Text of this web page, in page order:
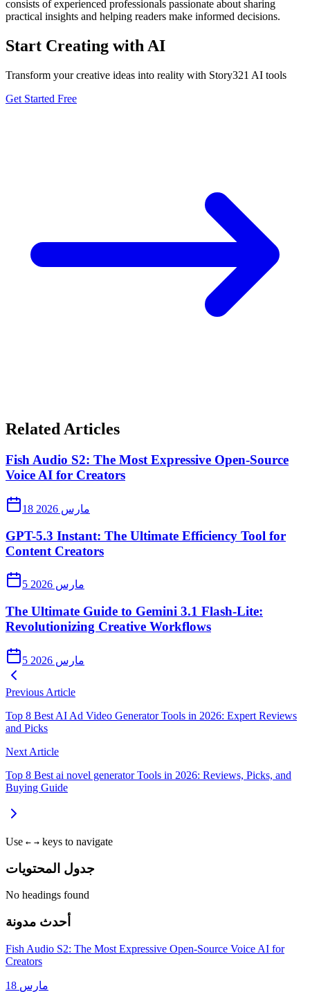
consists of experienced professionals passionate about sharing
practical insights and helping readers make informed decisions.
Start Creating with AI
Transform your creative ideas into reality with Story321 AI tools
Get Started Free
Related Articles
Fish Audio S2: The Most Expressive Open-Source
Voice AI for Creators
18 مارس 2026
GPT-5.3 Instant: The Ultimate Efficiency Tool for
Content Creators
5 مارس 2026
The Ultimate Guide to Gemini 3.1 Flash-Lite:
Revolutionizing Creative Workflows
5 مارس 2026
Previous Article
Top 8 Best AI Ad Video Generator Tools in 2026: Expert Reviews
and Picks
Next Article
Top 8 Best ai novel generator Tools in 2026: Reviews, Picks, and
Buying Guide
Use ← → keys to navigate
جدول المحتويات
No headings found
أحدث مدونة
Fish Audio S2: The Most Expressive Open-Source Voice AI for
Creators
18 مارس